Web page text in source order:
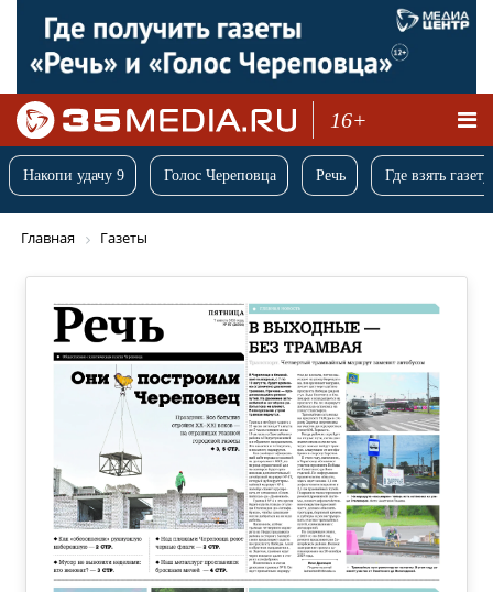
16+
Накопи удачу 9 Голос Череповца Речь Где взять
Главная Газеты